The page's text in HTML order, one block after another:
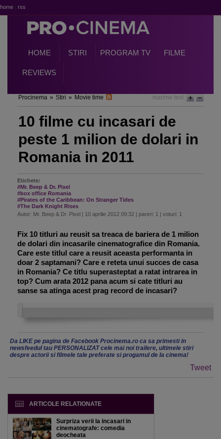
home | rss
HOME STIRI PROGRAM TV FILME
REVIEWS
Procinema » Stiri » Movie time marime text:
10 filme cu incasari de
peste 1 milion de dolari in
Romania in 2011
Etichete:
#Mr. Beep & Dr. Pixel
#box office Romania
#Pirates of the Caribbean: On Stranger Tides
#The Dark Knight Rises
Autor: Mr. Beep & Dr. Pixel | 10 aprilie 2012 09:32 | pareri: 1 | voturi: 1
Fix 10 titluri au reusit sa treaca de bariera de 1 milion
de dolari din incasarile cinematografice din Romania.
Care este titlul care a reusit aceasta performanta in
doar 2 saptamani? Care e reteta unui succes de casa
in Romania? Ce titlu superasteptat a ratat intrarea in
top? Cum arata 2012 pana acum si cate titluri au
sanse sa atinga acest prag record de incasari?
Da LIKE pe pagina de Facebook Procinema.ro ca sa primesti in
newsfeedul tau PERSONALIZAT cele mai noi trailere, ultimele stiri
despre actorii si filmele tale preferate si progamul de la cinema!
Tweet
ARTICOLE RELATIONATE
Surpriza verii la incasari in
cinematografe: comedia
deocheata